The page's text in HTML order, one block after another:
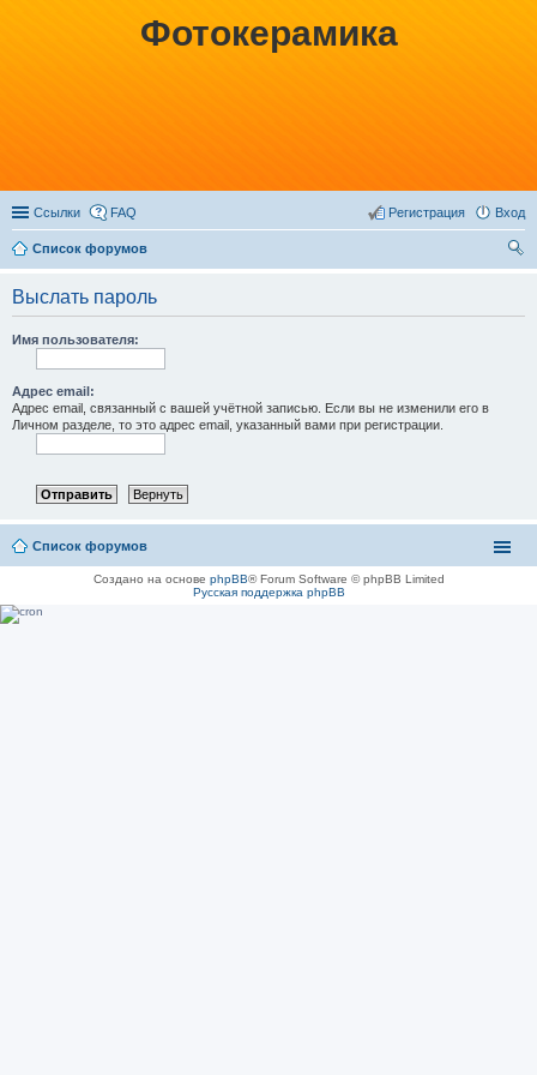
Фотокерамика
Ссылки FAQ Вход
Регистрация
Список форумов
Выслать пароль
Имя пользователя:
Адрес email:
Адрес email, связанный с вашей учётной записью. Если вы не изменили его в
Личном разделе, то это адрес email, указанный вами при регистрации.
Список форумов
Создано на основе phpBB® Forum Software © phpBB Limited
Русская поддержка phpBB